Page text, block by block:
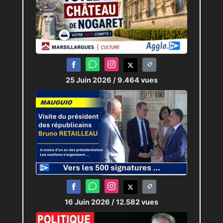
Journaliste :Pierric-Joël LOUBAT
Technicien : Antoine RODRIGUEZ
25 Juin 2026 / 9.464 vues
16 Juin 2026 / 12.582 vues